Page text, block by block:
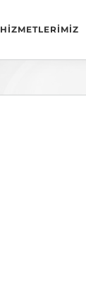
HİZMETLERİMİZ